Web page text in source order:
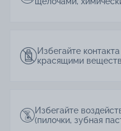
Избегайте
красящими
Избегайте
(пилочки, зубная